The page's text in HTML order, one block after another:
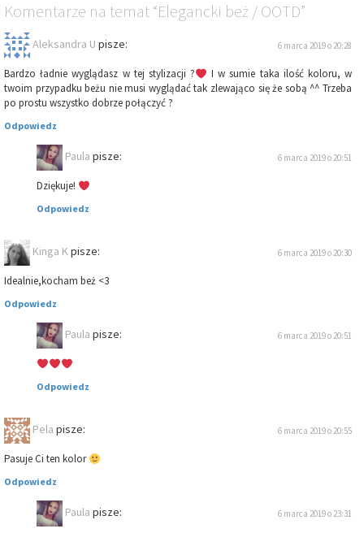
Komentarze na temat “Elegancki beż / OOTD”
Aleksandra U pisze: 6 marca 2019 o 20:28
Bardzo ładnie wyglądasz w tej stylizacji ?
I w sumie taka ilość koloru, w
twoim przypadku beżu nie musi wyglądać tak zlewająco się że sobą ^^ Trzeba
po prostu wszystko dobrze połączyć ?
Odpowiedz
Paula pisze: 6 marca 2019 o 20:51
Dziękuje!
Odpowiedz
Kinga Kpisze: 6 marca 2019 o 20:30
Idealnie,kocham beż <3
Odpowiedz
Paula pisze: 6 marca 2019 o 20:51
Odpowiedz
Pela pisze: 6 marca 2019 o 20:55
Pasuje Ci ten kolor
Odpowiedz
Paula pisze: 6 marca 2019 o 23:31